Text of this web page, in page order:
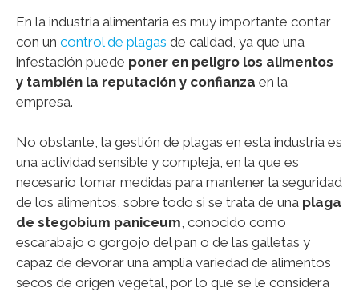
En la industria alimentaria es muy importante contar
con un control de plagas de calidad, ya que una
infestación puede poner en peligro los alimentos
y también la reputación y confianza en la
empresa.
No obstante, la gestión de plagas en esta industria es
una actividad sensible y compleja, en la que es
necesario tomar medidas para mantener la seguridad
de los alimentos, sobre todo si se trata de una plaga
de stegobium paniceum, conocido como
escarabajo o gorgojo del pan o de las galletas y
capaz de devorar una amplia variedad de alimentos
secos de origen vegetal, por lo que se le considera